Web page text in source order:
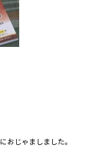
おじゃましました。